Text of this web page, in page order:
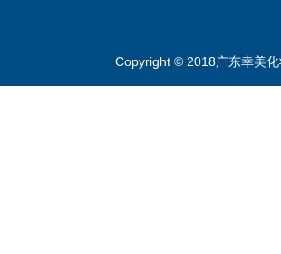
Copyright © 2018广东幸美